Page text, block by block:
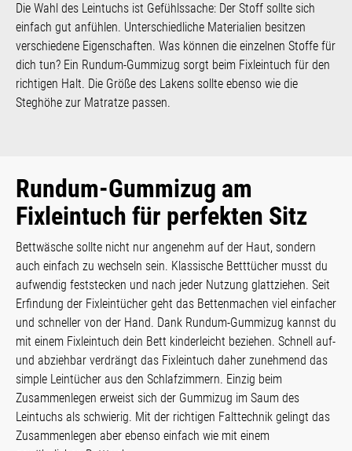
Die Wahl des Leintuchs ist Gefühlssache: Der Stoff sollte sich
einfach gut anfühlen. Unterschiedliche Materialien besitzen
verschiedene Eigenschaften. Was können die einzelnen Stoffe für
dich tun? Ein Rundum-Gummizug sorgt beim Fixleintuch für den
richtigen Halt. Die Größe des Lakens sollte ebenso wie die
Steghöhe zur Matratze passen.
Rundum-Gummizug am
Fixleintuch für perfekten Sitz
Bettwäsche sollte nicht nur angenehm auf der Haut, sondern
auch einfach zu wechseln sein. Klassische Betttücher musst du
aufwendig feststecken und nach jeder Nutzung glattziehen. Seit
Erfindung der Fixleintücher geht das Bettenmachen viel einfacher
und schneller von der Hand. Dank Rundum-Gummizug kannst du
mit einem Fixleintuch dein Bett kinderleicht beziehen. Schnell auf-
und abziehbar verdrängt das Fixleintuch daher zunehmend das
simple Leintücher aus den Schlafzimmern. Einzig beim
Zusammenlegen erweist sich der Gummizug im Saum des
Leintuchs als schwierig. Mit der richtigen Falttechnik gelingt das
Zusammenlegen aber ebenso einfach wie mit einem